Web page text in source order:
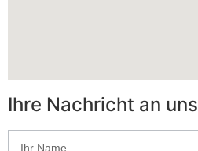
Ihre Nachricht an uns